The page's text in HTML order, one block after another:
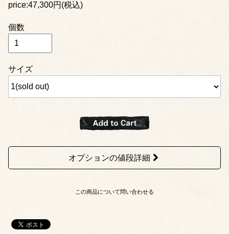
price:47,300円(税込)
個数
サイズ
オプションの値段詳細
この商品について問い合わせる